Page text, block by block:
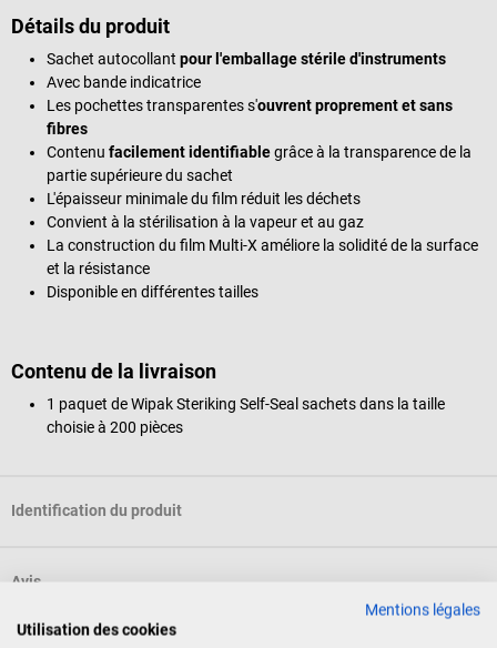
Détails du produit
Sachet autocollant pour l'emballage stérile d'instruments
Avec bande indicatrice
Les pochettes transparentes s'ouvrent proprement et sans
fibres
Contenu facilement identifiablegrâce à la transparence de la
partie supérieure du sachet
L'épaisseur minimale du film réduit les déchets
Convient à la stérilisation à la vapeur et au gaz
La construction du film Multi-X améliore la solidité de la surface
et la résistance
Disponible en différentes tailles
Contenu de la livraison
1 paquet de Wipak Steriking Self-Seal sachets dans la taille
choisie à 200 pièces
Identification du produit
Avis
Mentions légales
Utilisation des cookies